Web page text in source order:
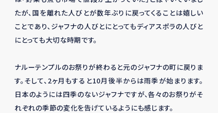
たが、国を離れた人びとが数年ぶりに戻ってくることは嬉しい
ことであり、ジャフナの人びとにとってもディアスポラの人びと
にとっても大切な時期です。
ナルーテンプルのお祭りが終わると元のジャフナの町に戻りま
す。そして、2ヶ月もすると10月後半からは雨季が始まります。
日本のようには四季のないジャフナですが、各々のお祭りがそ
れぞれの季節の変化を告げているようにも感じます。